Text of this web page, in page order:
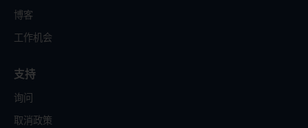
博客
工作机会
支持
询问
取消政策